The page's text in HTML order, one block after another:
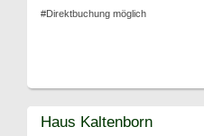
#Direktbuchung möglich
Haus Kaltenborn